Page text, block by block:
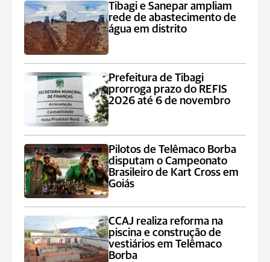
Tibagi e Sanepar ampliam
rede de abastecimento de
água em distrito
Prefeitura de Tibagi
prorroga prazo do REFIS
2026 até 6 de novembro
Pilotos de Telêmaco Borba
disputam o Campeonato
Brasileiro de Kart Cross em
Goiás
CCAJ realiza reforma na
piscina e construção de
vestiários em Telêmaco
Borba